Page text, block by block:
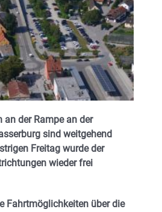
an der Rampe an der
sind weitgehend
Freitag wurde der
wieder frei
Fahrtmöglichkeiten über die